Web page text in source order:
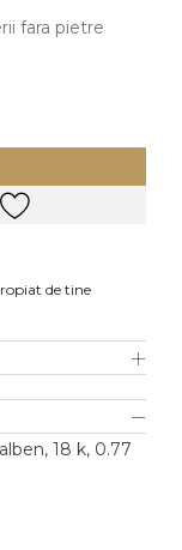
fara pietre
de tine
18 k, 0.77